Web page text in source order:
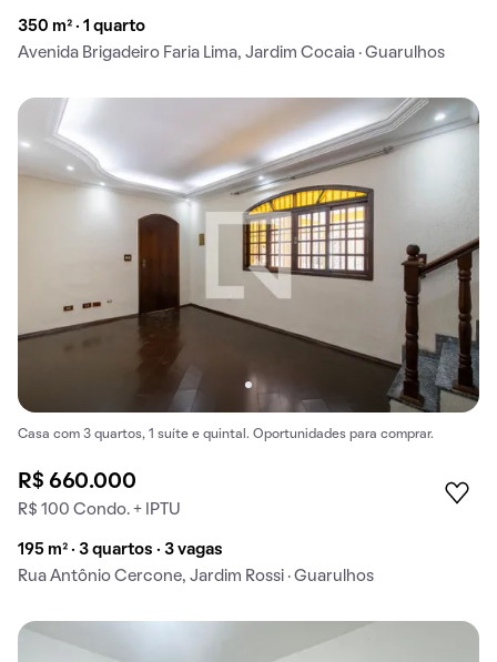
350 m² · 1 quarto
Avenida Brigadeiro Faria Lima, Jardim Cocaia · Guarulhos
Casa com 3 quartos, 1 suíte e quintal. Oportunidades para comprar.
R$ 660.000
R$ 100 Condo. + IPTU
195 m² · 3 quartos · 3 vagas
Rua Antônio Cercone, Jardim Rossi · Guarulhos